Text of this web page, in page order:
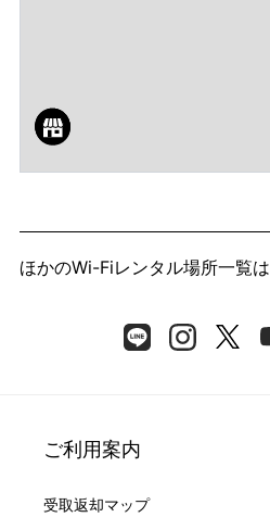
ほかのWi-Fiレンタル場所一覧は
ご利用案内
受取返却マップ